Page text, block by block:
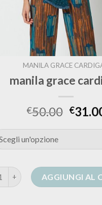
MANILA GRACE
manila grace
€50.00 €
grace cardigan quantità
AGGIUNGI AL